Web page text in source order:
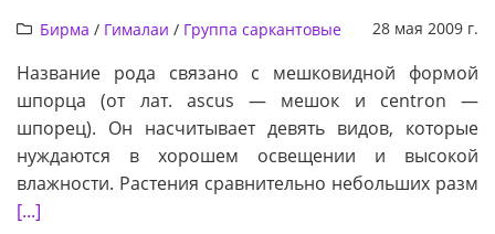
Бирма / Гималаи / Группа саркантовые 28 мая 2009 г.
Название рода связано с мешковидной формой
шпорца (от лат. ascus — мешок и centron —
шпорец). Он насчитывает девять видов, которые
нуждаются в хорошем освещении и высокой
влажности. Растения сравнительно небольших разм
[...]